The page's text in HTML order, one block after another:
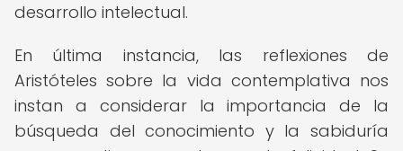
desarrollo intelectual.
En última instancia, las reflexiones de
Aristóteles sobre la vida contemplativa nos
instan a considerar la importancia de la
búsqueda del conocimiento y la sabiduría